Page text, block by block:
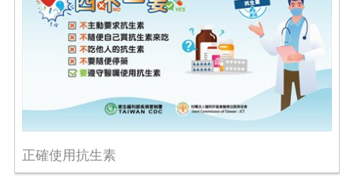
正確使用抗生素